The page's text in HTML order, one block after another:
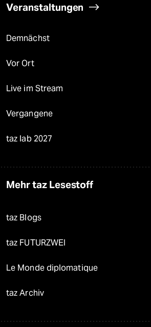
Veranstaltungen
Demnächst
Vor Ort
Live im Stream
Vergangene
taz lab 2027
Mehr taz Lesestoff
taz Blogs
taz FUTURZWEI
Le Monde diplomatique
taz Archiv